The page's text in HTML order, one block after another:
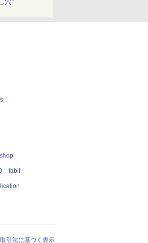
fabli
引法に基づく表示